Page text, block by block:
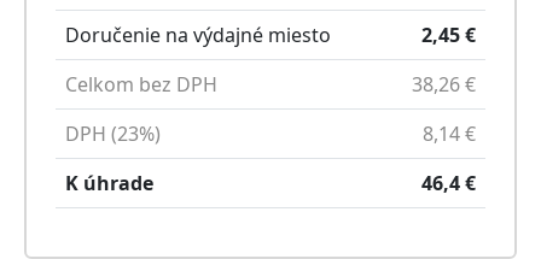
Doručenie na výdajné miesto 2,45€
Celkom bez DPH
38,26€
DPH (23%)
8,14€
K úhrade
46,4€